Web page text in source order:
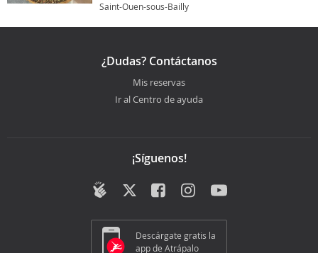
Saint-Ouen-sous-Bailly
¿Dudas? Contáctanos
Mis reservas
Ir al Centro de ayuda
¡Síguenos!
Descárgate gratis la
app de Atrápalo